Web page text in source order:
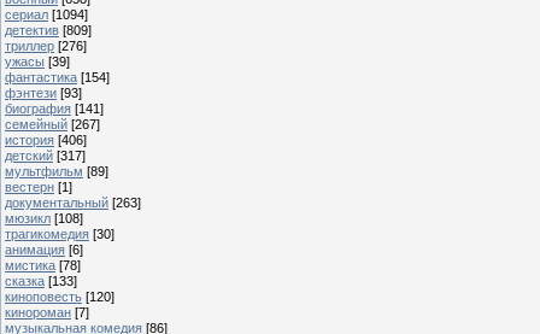
сериал [1094]
детектив [809]
триллер [276]
ужасы [39]
фантастика [154]
фэнтези [93]
биография [141]
семейный [267]
история [406]
детский [317]
мультфильм [89]
вестерн [1]
документальный [263]
мюзикл [108]
трагикомедия [30]
анимация [6]
мистика [78]
сказка [133]
киноповесть [120]
кинороман [7]
музыкальная комедия [86]